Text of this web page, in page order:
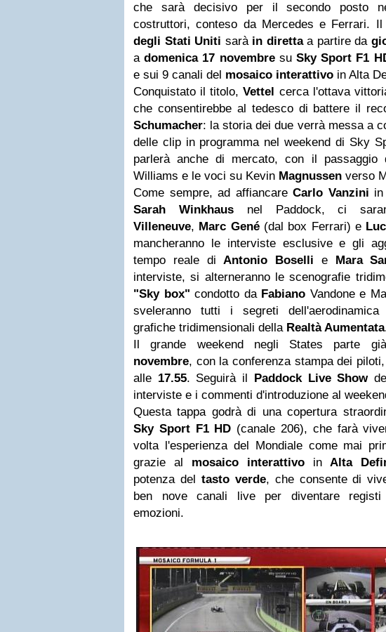
che sarà decisivo per il secondo posto
costruttori, conteso da Mercedes e Ferrari. Il
degli Stati Uniti sarà in direttaa partire da
adomenica 17 novembresuSkySport F1
e sui 9 canali del mosaico interattivo in Alta
Conquistato il titolo,Vettel cerca l'ottava
che consentirebbe al tedesco di battere il
Schumacher: la storia dei due verrà messa a
delle clip in programma nel weekend di Sky
parlerà anche di mercato, con il passaggio
Williams e le voci su Kevin Magnussen verso
Come sempre, ad affiancare Carlo Vanzini
Sarah Winkhausnel Paddock, ci
Villeneuve, Marc Gené(dal box Ferrari) e
mancheranno le interviste esclusive e gli
tempo reale diAntonio Boselli e Mara
interviste, si alterneranno le scenografie
"Sky box" condotto da Fabiano Vandone e
sveleranno tutti i segreti
grafiche tridimensionali della Realtà Aumentata
Il grande
weekend negli States parte
novembre, con la conferenza stampa dei
alle 17.55. Seguirà il Paddock Live Show
interviste e i commenti d'introduzione al
Questa tappa godrà di una copertura
Sky Sport F1 HD (canale 206), che farà
volta l'esperienza del Mondiale come mai
grazie al mosaico interattivoinAlta
potenza del tasto verde, che consente di
ben nove canali live per diventare registi
emozioni.